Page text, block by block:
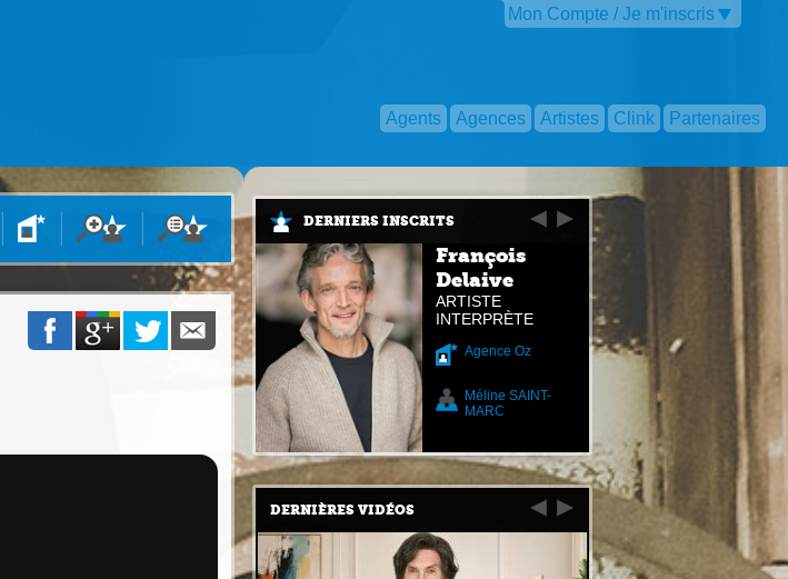
Mon Compte / Je m'inscris
Agents Agences Artistes Clink Partenaires
DERNIERS INSCRITS
François
Delaive
ARTISTE
INTERPRÈTE
Agence Oz
Méline SAINT-
MARC
DERNIÈRES VIDÉOS